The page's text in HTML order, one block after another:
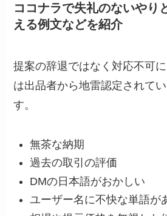
ココナラで失礼のないやり
える例文などを紹介
提案の辞退ではなく対応不可
は出品者から地雷認定されて
す。
無茶な納期
過去の取引の評価
DMの日本語がおかしい
ユーザー名に不快な単語が